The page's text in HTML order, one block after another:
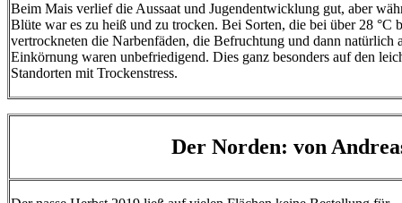
Beim Mais verlief die Aussaat und Jugendentwicklung gut, aber
Blüte war es zu heiß und zu trocken. Bei Sorten, die bei über 28 °C
vertrockneten die Narbenfäden, die Befruchtung und dann natürlich
Einkörnung waren unbefriedigend. Dies ganz besonders auf den
Standorten mit Trockenstress.
Der Norden: von